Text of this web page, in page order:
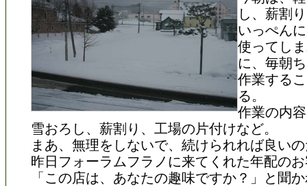
し、薪割
いっぺん
使ってし
に、毎朝
作業する
る。
作業の内
雪おろし、薪割り、工場の片付けなど。
まあ、無理をしないで、続けられれば良い
昨日フォーラムフラノに来てくれた年配の
「この店は、あなたの趣味ですか？」と聞